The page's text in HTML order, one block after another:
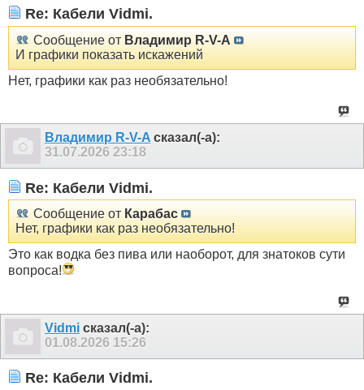
Re: Кабели Vidmi.
Сообщение от Владимир R-V-A
И графики показать искажений
Нет, графики как раз необязательно!
Владимир R-V-A сказал(-а):
31.07.2026 23:18
Re: Кабели Vidmi.
Сообщение от Карабас
Нет, графики как раз необязательно!
Это как водка без пива или наоборот, для знатоков сути
вопроса!
Vidmi сказал(-а):
01.08.2026 15:26
Re: Кабели Vidmi.